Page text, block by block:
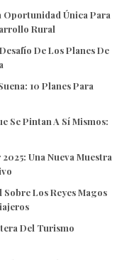
Oportunidad Única Para
Rural
De Los Planes De
10 Planes Para
Se Pintan A Sí Mismos:
Una Nueva Muestra
Los Reyes Magos
Del Turismo